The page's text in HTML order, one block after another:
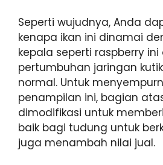
Seperti wujudnya, Anda
kenapa ikan ini dinamai
kepala seperti raspberry
pertumbuhan jaringan
normal. Untuk
penampilan ini, bagian
dimodifikasi untuk
baik bagi tudung untuk
juga menambah nilai jual.